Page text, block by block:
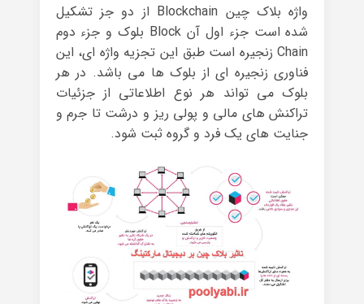
واژه بلاک چین Blockchain از دو جز تشکیل
شده است جزء اول آن Block بلوک و جزء دوم
Chain زنجیره است طبق این تجزیه واژه ای، این
فناوری زنجیره ای از بلوک ها می باشد. در هر
بلوک می تواند هر نوع اطلاعاتی از جزئیات
تراکنش های مالی و پولی ریز و درشت تا جرم و
جنایت های یک فرد و گروه ثبت شود.